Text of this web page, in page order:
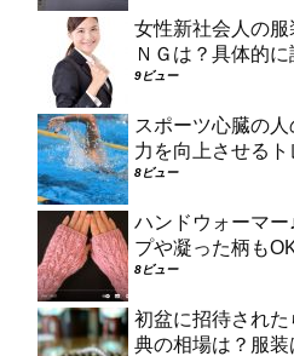
女性新社会人の服
ＮＧは？具体的に
9ビュー
スポーツ心臓の
力を向上させる
8ビュー
ハンドウォーマー
プや凝った柄も
8ビュー
初盆に招待され
典の相場は？服装